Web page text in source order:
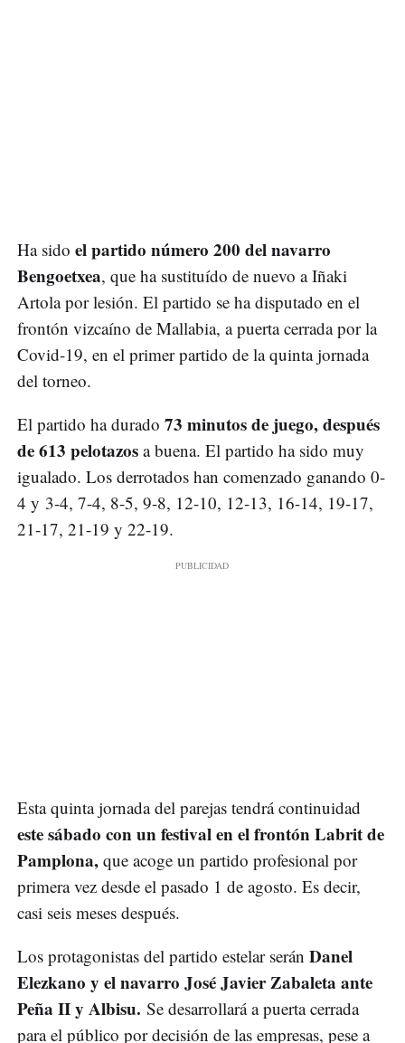
Ha sido el partido número 200 del navarro
Bengoetxea, que ha sustituído de nuevo a Iñaki
Artola por lesión. El partido se ha disputado en el
frontón vizcaíno de Mallabia, a puerta cerrada por la
Covid-19, en el primer partido de la quinta jornada
del torneo.
El partido ha durado 73 minutos de juego, después
de 613 pelotazos a buena. El partido ha sido muy
igualado. Los derrotados han comenzado ganando 0-
4 y 3-4, 7-4, 8-5, 9-8, 12-10, 12-13, 16-14, 19-17,
21-17, 21-19 y 22-19.
Esta quinta jornada del parejas tendrá continuidad
este sábado con un festival en el frontón Labrit de
Pamplona, que acoge un partido profesional por
primera vez desde el pasado 1 de agosto. Es decir,
casi seis meses después.
Los protagonistas del partido estelar serán Danel
Elezkano y el navarro José Javier Zabaleta ante
Peña II y Albisu. Se desarrollará a puerta cerrada
para el público por decisión de las empresas, pese a